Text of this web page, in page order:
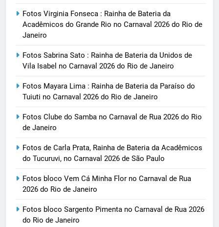
Fotos Virginia Fonseca : Rainha de Bateria da
Acadêmicos do Grande Rio no Carnaval 2026 do Rio de
Janeiro
Fotos Sabrina Sato : Rainha de Bateria da Unidos de
Vila Isabel no Carnaval 2026 do Rio de Janeiro
Fotos Mayara Lima : Rainha de Bateria da Paraíso do
Tuiuti no Carnaval 2026 do Rio de Janeiro
Fotos Clube do Samba no Carnaval de Rua 2026 do Rio
de Janeiro
Fotos de Carla Prata, Rainha de Bateria da Acadêmicos
do Tucuruvi, no Carnaval 2026 de São Paulo
Fotos bloco Vem Cá Minha Flor no Carnaval de Rua
2026 do Rio de Janeiro
Fotos bloco Sargento Pimenta no Carnaval de Rua 2026
do Rio de Janeiro